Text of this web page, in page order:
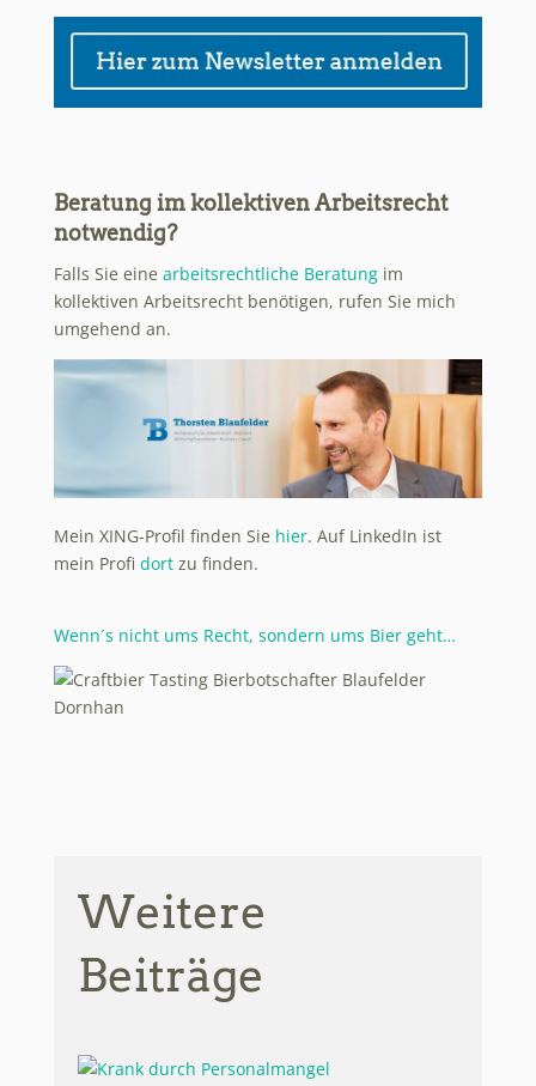
Beratung im kollektiven Arbeitsrecht
notwendig?
Falls Sie eine arbeitsrechtliche Beratungim
kollektiven Arbeitsrecht benötigen, rufen Sie mich
umgehend an.
Mein XING-Profil finden Sie hier. Auf LinkedIn ist
mein Profi dortzu finden.
Wenn´s nicht ums Recht, sondern ums Bier geht…
Weitere
Beiträge